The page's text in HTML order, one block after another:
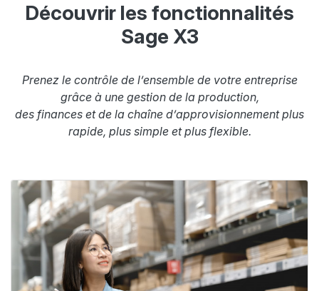
Découvrir les fonctionnalités
Sage X3
Prenez le contrôle de l’ensemble de votre entreprise
grâce à une gestion de la production,
des finances et de la chaîne d’approvisionnement plus
rapide, plus simple et plus flexible.